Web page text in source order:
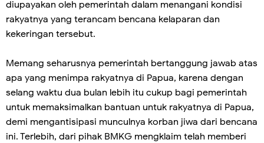
diupayakan oleh pemerintah dalam menangani kondisi
rakyatnya yang terancam bencana kelaparan dan
kekeringan tersebut.
Memang seharusnya pemerintah bertanggung jawab atas
apa yang menimpa rakyatnya di Papua, karena dengan
selang waktu dua bulan lebih itu cukup bagi pemerintah
untuk memaksimalkan bantuan untuk rakyatnya di Papua,
demi mengantisipasi munculnya korban jiwa dari bencana
ini. Terlebih, dari pihak BMKG mengklaim telah memberi